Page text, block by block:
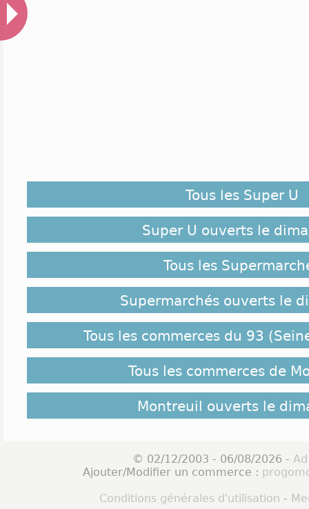
Tous les Super U
Super U ouverts le
Tous les
Supermarchés ouverts le
Tous les commerces du 93
Tous les commerces de
Montreuil ouverts le
© 02/12/2003 - 06/08/2026 -
Ajouter/Modifier un commerce :
Conditions générales d'utilisation -